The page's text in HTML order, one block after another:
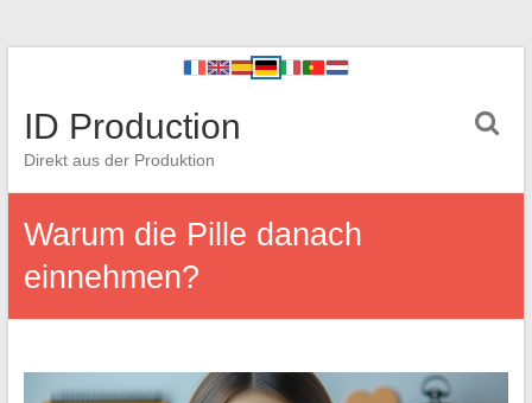
ID Production
Direkt aus der Produktion
Warum die Pille danach
einnehmen?